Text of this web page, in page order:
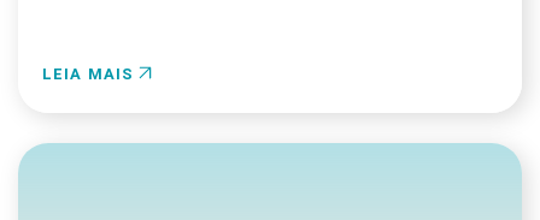
LEIA MAIS